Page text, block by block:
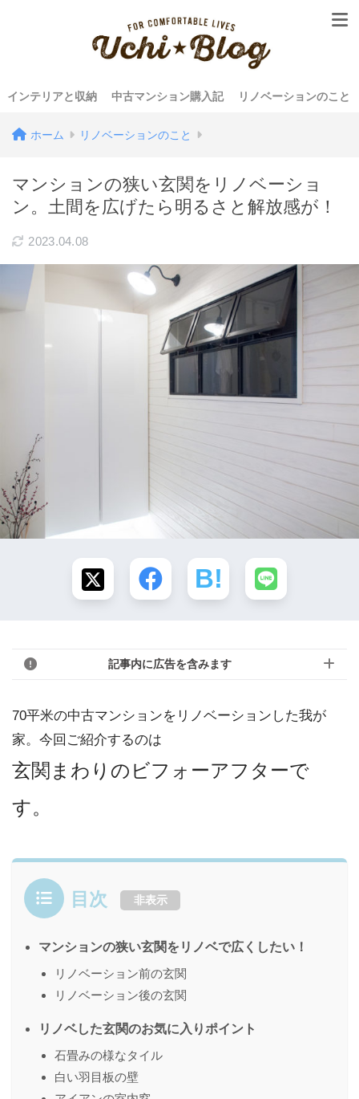
インテリアと収納 中古マンション購入記 リノベーションのこと
ホーム リノベーションのこと
マンションの狭い玄関をリノベーショ
ン。土間を広げたら明るさと解放感が！
2023.04.08
記事内に広告を含みます
70平米の中古マンションをリノベーションした我が
家。今回ご紹介するのは
玄関まわりのビフォーアフターで
す。
目次 非表示
マンションの狭い玄関をリノベで広くしたい！
リノベーション前の玄関
リノベーション後の玄関
リノベした玄関のお気に入りポイント
石畳みの様なタイル
白い羽目板の壁